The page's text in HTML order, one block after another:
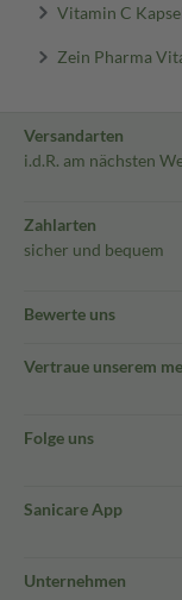
Vitamin C
Zein Pharma
Versandarten
i.d.R. am nächsten
Zahlarten
sicher und bequem
Bewerte uns
Vertraue unserem
Folge uns
Sanicare App
Unternehmen